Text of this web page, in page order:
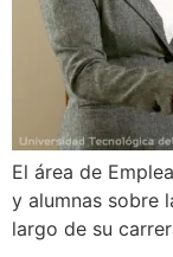
El área de
y alumnas sobre
largo de su